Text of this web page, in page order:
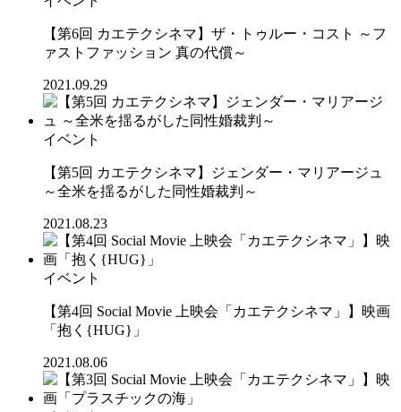
【第6回 カエテクシネマ】ザ・トゥルー・コスト ～フ
ァストファッション 真の代償～
2021.09.29
イベント
【第5回 カエテクシネマ】ジェンダー・マリアージュ
～全米を揺るがした同性婚裁判～
2021.08.23
イベント
【第4回 Social Movie 上映会「カエテクシネマ」】映画
「抱く{HUG}」
2021.08.06